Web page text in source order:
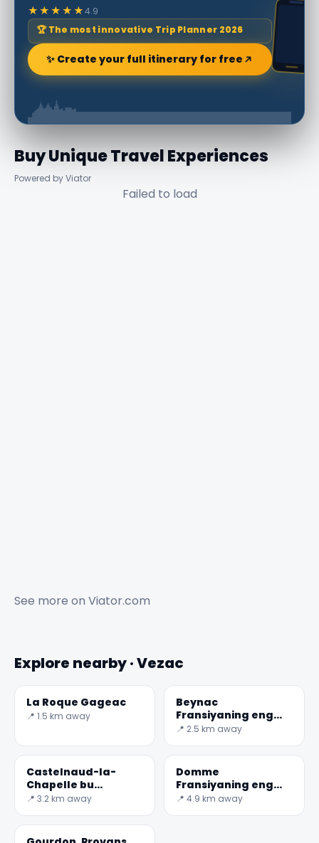
★★★★★4.9
🏆 The most innovative Trip Planner 2026
✨ Create your full itinerary for free
Buy Unique Travel Experiences
Powered by Viator
Failed to load
See more on Viator.com
Explore nearby · Vezac
La Roque Gageac
📍 1.5 km away
Beynac
Fransiyaning eng
go'zal
📍 2.5 km away
Castelnaud-la-
Chapelle bu
Dordogne ichida
📍 3.2 km away
Domme
Fransiyaning eng
go'zal
📍 4.9 km away